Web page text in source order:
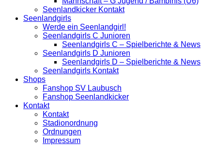
Seenlandkicker Kontakt
Seenlandgirls
Werde ein Seenlandgirl!
Seenlandgirls C Junioren
Seenlandgirls C – Spielberichte & News
Seenlandgirls D Junioren
Seenlandgirls D – Spielberichte & News
Seenlandgirls Kontakt
Shops
Fanshop SV Laubusch
Fanshop Seenlandkicker
Kontakt
Kontakt
Stadionordnung
Ordnungen
Impressum